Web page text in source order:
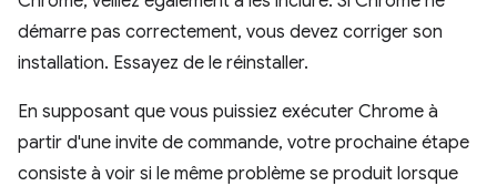
démarre pas correctement, vous devez corriger son
installation. Essayez de le réinstaller.
En supposant que vous puissiez exécuter Chrome à
partir d'une invite de commande, votre prochaine étape
consiste à voir si le même problème se produit lorsque